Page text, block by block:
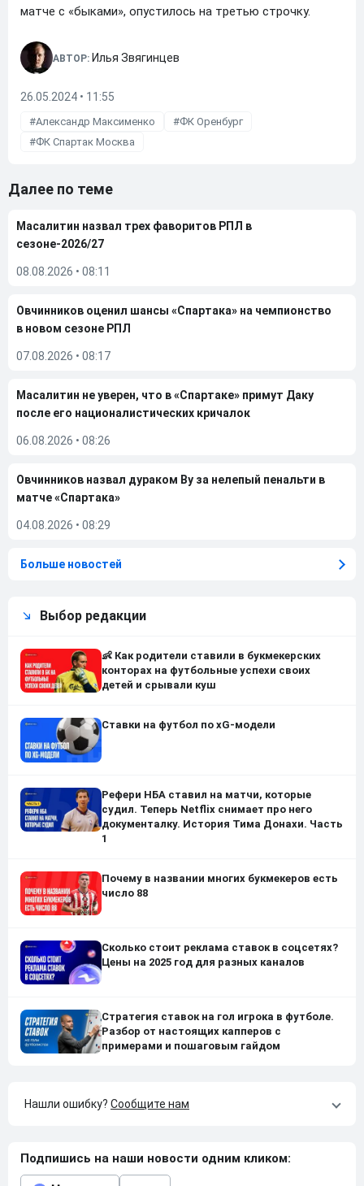
матче с «быками», опустилось на третью строчку.
АВТОР: Илья Звягинцев
26.05.2024 • 11:55
Александр Максименко
ФК Оренбург
ФК Спартак Москва
Далее по теме
Масалитин назвал трех фаворитов РПЛ в
сезоне-2026/27
08.08.2026 • 08:11
Овчинников оценил шансы «Спартака» на чемпионство
в новом сезоне РПЛ
07.08.2026 • 08:17
Масалитин не уверен, что в «Спартаке» примут Даку
после его националистических кричалок
06.08.2026 • 08:26
Овчинников назвал дураком Ву за нелепый пенальти в
матче «Спартака»
04.08.2026 • 08:29
Больше новостей
Выбор редакции
👶 Как родители ставили в букмекерских
конторах на футбольные успехи своих
детей и срывали куш
Ставки на футбол по xG-модели
Рефери НБА ставил на матчи, которые
судил. Теперь Netflix снимает про него
документалку. История Тима Донахи. Часть
1
Почему в названии многих букмекеров есть
число 88
Сколько стоит реклама ставок в соцсетях?
Цены на 2025 год для разных каналов
Стратегия ставок на гол игрока в футболе.
Разбор от настоящих капперов с
примерами и пошаговым гайдом
Нашли ошибку? Сообщите нам
Подпишись на наши новости одним кликом: